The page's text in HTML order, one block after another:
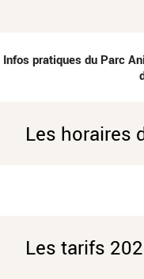
Infos pratiques du Parc
Les horaires
Les tarifs